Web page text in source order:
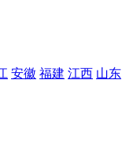
安徽 福建 江西 山东